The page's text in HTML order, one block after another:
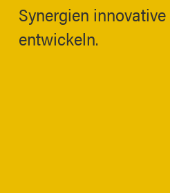
Synergien
entwickeln.